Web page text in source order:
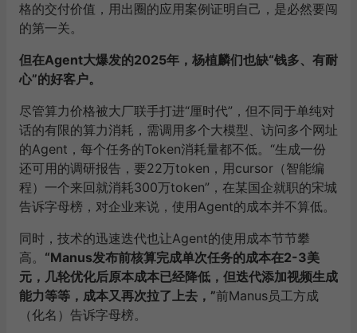
格的交付价值，用出圈的应用案例证明自己，是必然要闯
的第一关。
但在Agent大爆发的2025年，杨植麟们也缺“钱多、有耐
心”的好客户。
尽管算力价格被大厂联手打进“厘时代”，但不同于单纯对
话的有限的算力消耗，需调用多个大模型、访问多个网址
的Agent，每个任务的Token消耗量都不低。“生成一份
还可用的调研报告，要22万token，用cursor（智能编
程）一个来回就消耗300万token”，在某国企就职的宋城
告诉字母榜，对企业来说，使用Agent的成本并不算低。
同时，技术的迅速迭代也让Agent的使用成本节节攀
高。 “Manus发布前核算完成单次任务的成本在2-3美
元，几轮优化后原本成本已经降低，但迭代添加视频生成
能力等等，成本又再次拉了上去，”前Manus员工方成
（化名）告诉字母榜。